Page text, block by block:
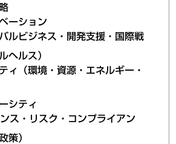
ーション
ルビジネス・開発支援・国際戦
ヘルス）
ィ（環境・資源・エネルギー・
シティ
ス・リスク・コンプライアン
策）